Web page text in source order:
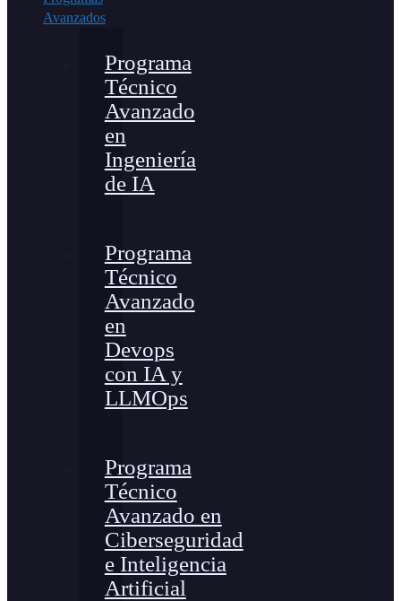
Avanzados
Programa
Técnico
Avanzado
en
Ingeniería
de IA
Programa
Técnico
Avanzado
en
Devops
con IA y
LLMOps
Programa
Técnico
Avanzado en
Ciberseguridad
e Inteligencia
Artificial